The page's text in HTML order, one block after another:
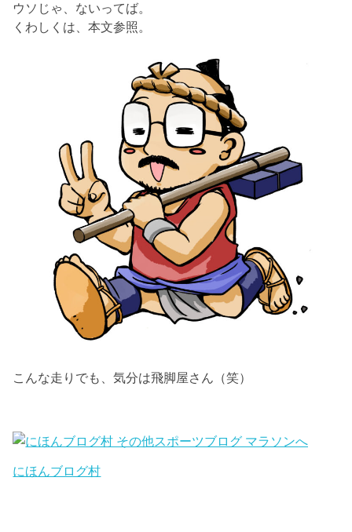
ウソじゃ、ないってば。
くわしくは、本文参照。
こんな走りでも、気分は飛脚屋さん（笑）
にほんブログ村